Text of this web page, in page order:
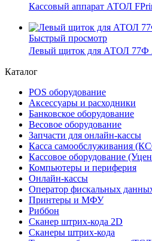
Кассовый аппарат АТОЛ
Быстрый просмотр
Левый щиток для АТОЛ 77Ф
Каталог
POS оборудование
Аксессуары и расходники
Банковское оборудование
Весовое оборудование
Запчасти для онлайн-кассы
Касса самообслуживания
Кассовое оборудование
Компьютеры и периферия
Онлайн-кассы
Оператор фискальных
Принтеры и МФУ
Риббон
Сканер штрих-кода 2D
Сканеры штрих-кода